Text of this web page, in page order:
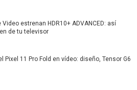
estrenan HDR10+ ADVANCED: así
de tu televisor
Pixel 11 Pro Fold en vídeo: diseño, Tensor G6